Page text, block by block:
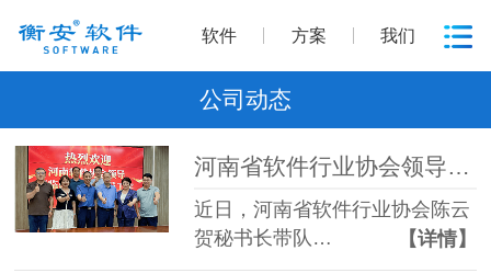
软件 方案 我们
公司动态
河南省软件行业协会领导莅临衡安称重软件走访调研
近日，河南省软件行业协会陈云
贺秘书长带队…
【详情】